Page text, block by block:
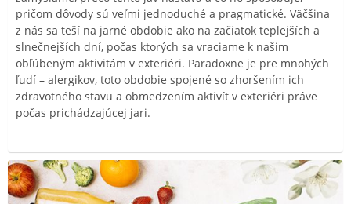
pričom dôvody sú veľmi jednoduché a pragmatické. Väčšina
z nás sa teší na jarné obdobie ako na začiatok teplejších a
slnečnejších dní, počas ktorých sa vraciame k našim
obľúbeným aktivitám v exteriéri. Paradoxne je pre mnohých
ľudí – alergikov, toto obdobie spojené so zhoršením ich
zdravotného stavu a obmedzením aktivít v exteriéri práve
počas prichádzajúcej jari.